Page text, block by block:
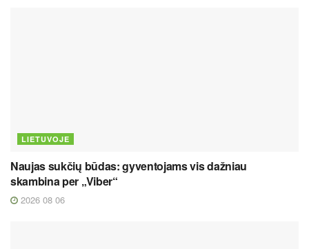
LIETUVOJE
Naujas sukčių būdas: gyventojams vis dažniau
skambina per „Viber“
2026 08 06